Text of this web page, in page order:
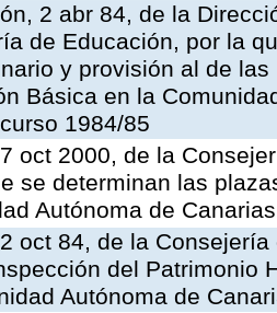
2 abr 84, de la
de Educación, por la
y provisión al de
Básica en la
1984/85
oct 2000, de la
se determinan las
Autónoma de Canarias
oct 84, de la
del Patrimonio
Autónoma de